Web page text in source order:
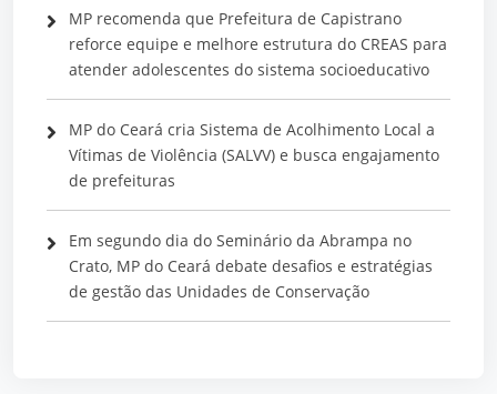
MP recomenda que Prefeitura de Capistrano
reforce equipe e melhore estrutura do CREAS para
atender adolescentes do sistema socioeducativo
MP do Ceará cria Sistema de Acolhimento Local a
Vítimas de Violência (SALVV) e busca engajamento
de prefeituras
Em segundo dia do Seminário da Abrampa no
Crato, MP do Ceará debate desafios e estratégias
de gestão das Unidades de Conservação